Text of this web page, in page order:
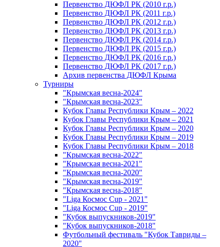
Первенство ДЮФЛ РК (2010 г.р.)
Первенство ДЮФЛ РК (2011 г.р.)
Первенство ДЮФЛ РК (2012 г.р.)
Первенство ДЮФЛ РК (2013 г.р.)
Первенство ДЮФЛ РК (2014 г.р.)
Первенство ДЮФЛ РК (2015 г.р.)
Первенство ДЮФЛ РК (2016 г.р.)
Первенство ДЮФЛ РК (2017 г.р.)
Архив первенства ДЮФЛ Крыма
Турниры
"Крымская весна-2024"
"Крымская весна-2023"
Кубок Главы Республики Крым – 2022
Кубок Главы Республики Крым – 2021
Кубок Главы Республики Крым – 2020
Кубок Главы Республики Крым – 2019
Кубок Главы Республики Крым – 2018
"Крымская весна-2022"
"Крымская весна-2021"
"Крымская весна-2020"
"Крымская весна-2019"
"Крымская весна-2018"
"Liga Космос Cup - 2021"
"Liga Космос Cup - 2019"
"Кубок выпускников-2019"
"Кубок выпускников-2018"
Футбольный фестиваль "Кубок Тавриды –
2020"